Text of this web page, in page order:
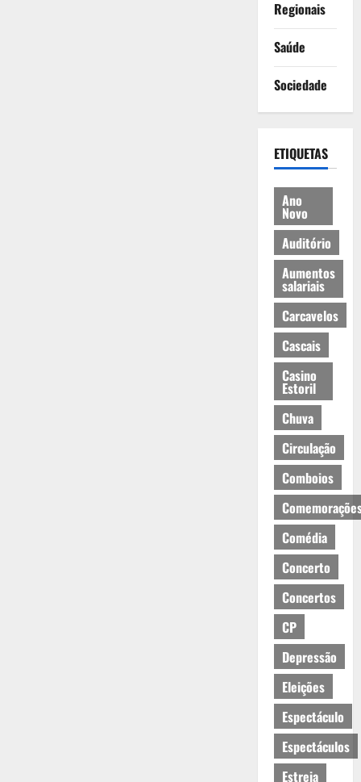
Regionais
Saúde
Sociedade
ETIQUETAS
Ano
Novo
Auditório
Aumentos
salariais
Carcavelos
Cascais
Casino
Estoril
Chuva
Circulação
Comboios
Comédia
Concerto
Concertos
CP
Depressão
Eleições
Espectáculo
Espectáculos
Estreia